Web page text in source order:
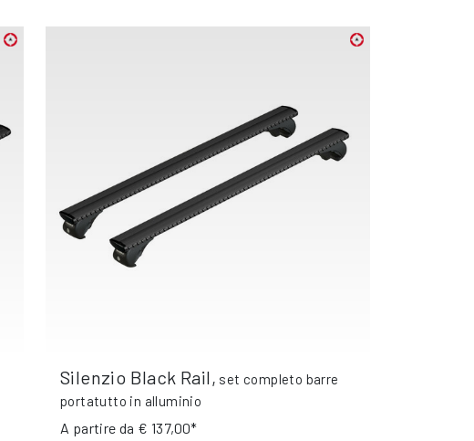
Silenzio Black Rail, set completo barre
portatutto in alluminio
A partire da € 137,00*